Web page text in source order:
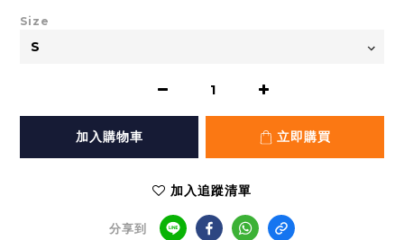
Size
加入購物車 立即購買
加入追蹤清單
分享到